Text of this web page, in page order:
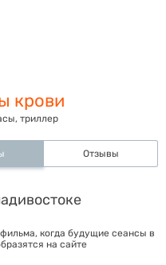
крови
триллер
Отзывы
когда будущие сеансы в
на сайте